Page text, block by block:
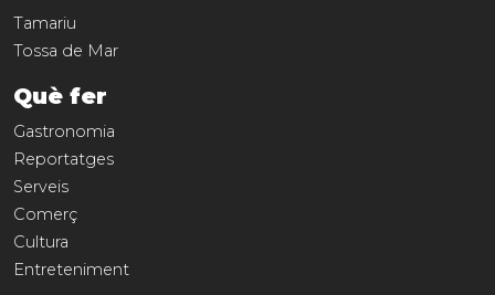
Tamariu
Tossa de Mar
Què fer
Gastronomia
Reportatges
Serveis
Comerç
Cultura
Entreteniment